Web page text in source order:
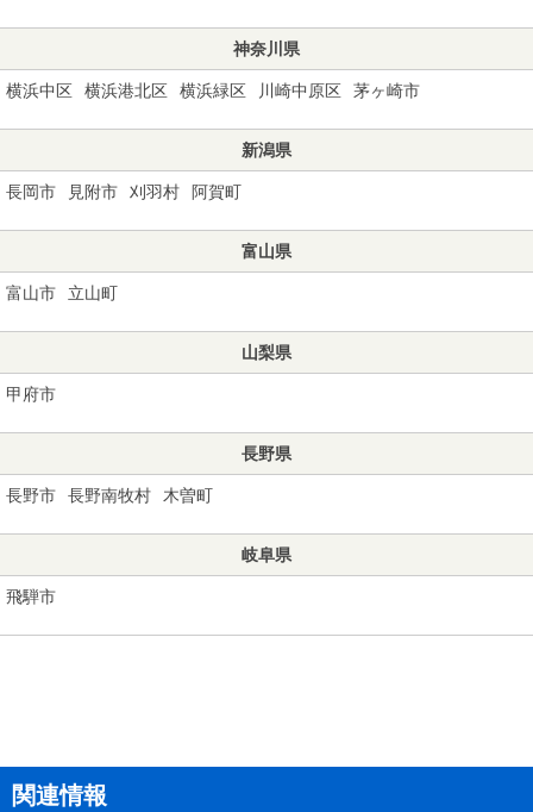
神奈川県
横浜中区 横浜港北区 横浜緑区 川崎中原区 茅ヶ崎市
新潟県
長岡市 見附市 刈羽村 阿賀町
富山県
富山市 立山町
山梨県
甲府市
長野県
長野市 長野南牧村 木曽町
岐阜県
飛騨市
関連情報